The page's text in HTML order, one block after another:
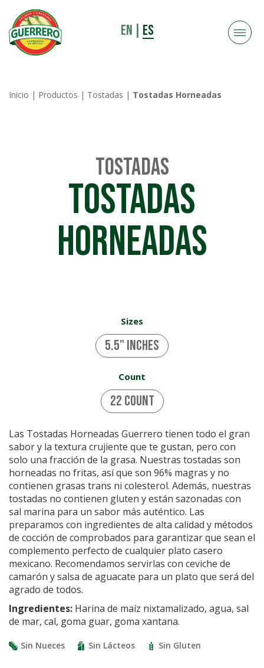
EN ES
Inicio | Productos | Tostadas | Tostadas Horneadas
Tostadas
Tostadas
Horneadas
Sizes
5.5" inches
Count
22 Count
Las Tostadas Horneadas Guerrero tienen todo el gran
sabor y la textura crujiente que te gustan, pero con
solo una fracción de la grasa. Nuestras tostadas son
horneadas no fritas, así que son 96% magras y no
contienen grasas trans ni colesterol. Además, nuestras
tostadas no contienen gluten y están sazonadas con
sal marina para un sabor más auténtico. Las
preparamos con ingredientes de alta calidad y métodos
de cocción de comprobados para garantizar que sean el
complemento perfecto de cualquier plato casero
mexicano. Recomendamos servirlas con ceviche de
camarón y salsa de aguacate para un plato que será del
agrado de todos.
Ingredientes: Harina de maíz nixtamalizado, agua, sal
de mar, cal, goma guar, goma xantana.
Sin Nueces Sin Lácteos Sin Gluten